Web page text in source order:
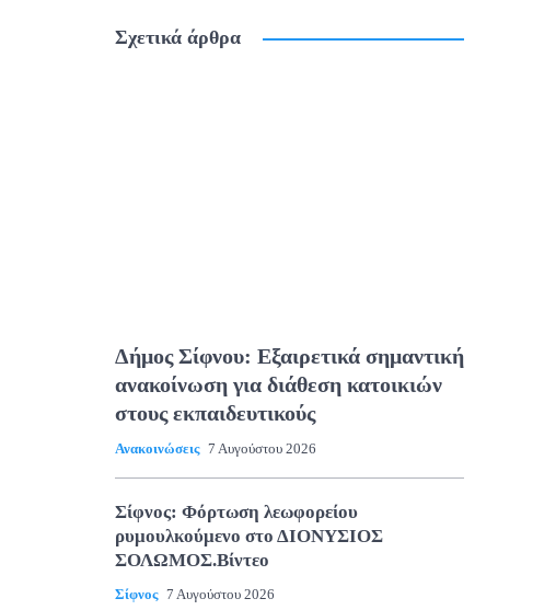
Σχετικά άρθρα
Δήμος Σίφνου: Εξαιρετικά σημαντική
ανακοίνωση για διάθεση κατοικιών
στους εκπαιδευτικούς
Ανακοινώσεις 7 Αυγούστου 2026
Σίφνος: Φόρτωση λεωφορείου
ρυμουλκούμενο στο ΔΙΟΝΥΣΙΟΣ
ΣΟΛΩΜΟΣ.Βίντεο
Σίφνος 7 Αυγούστου 2026